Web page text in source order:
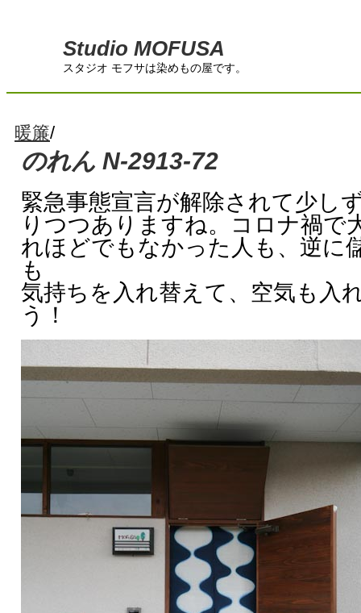
Studio MOFUSA
スタジオ モフサは染めもの屋です。
暖簾/
のれん N-2913-72
緊急事態宣言が解除されて少し
りつつありますね。コロナ禍で
れほどでもなかった人も、逆に
も
気持ちを入れ替えて、空気も入
う！